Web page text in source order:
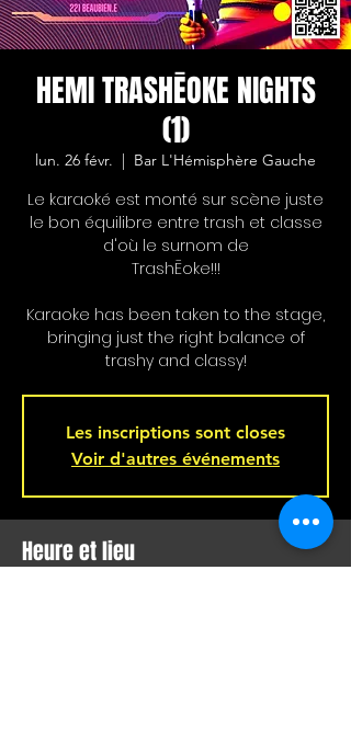
HEMI TRASHĒOKE NIGHTS
(1)
lun. 26 févr. Bar L'Hémisphère Gauche
Le karaoké est monté sur scène juste
le bon équilibre entre trash et classe
d'où le surnom de
TrashĒoke!!!
Karaoke has been taken to the stage,
bringing just the right balance of
trashy and classy!
Les inscriptions sont closes
Voir d'autres événements
Heure et lieu